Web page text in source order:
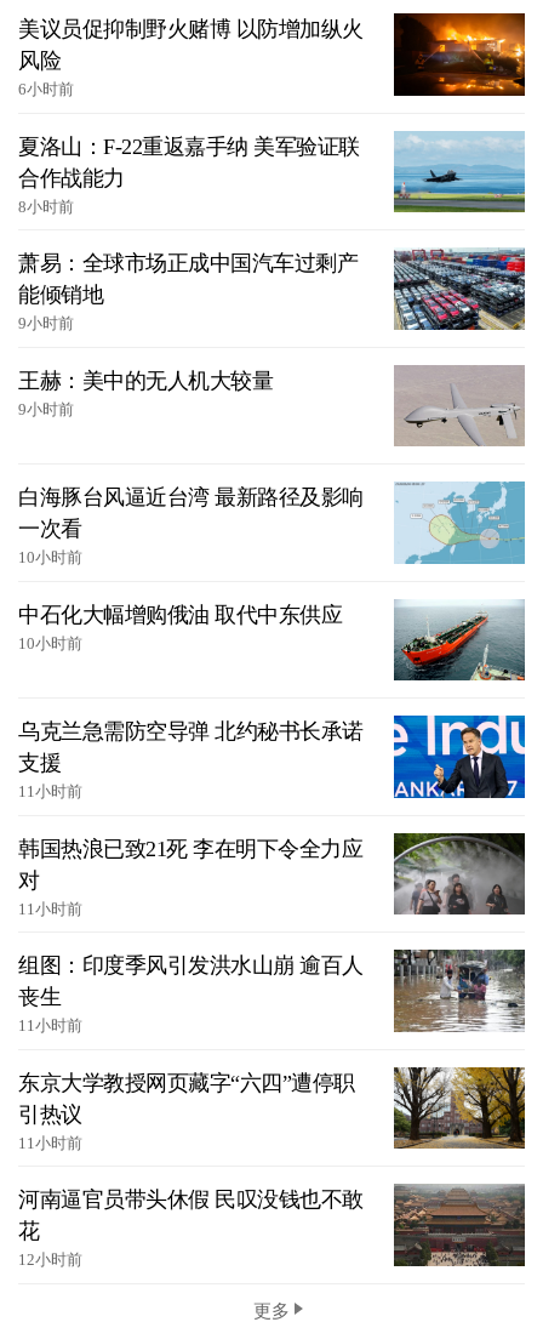
美议员促抑制野火赌博 以防增加纵火
风险
6小时前
夏洛山：F-22重返嘉手纳 美军验证联
合作战能力
8小时前
萧易：全球市场正成中国汽车过剩产
能倾销地
9小时前
王赫：美中的无人机大较量
9小时前
白海豚台风逼近台湾 最新路径及影响
一次看
10小时前
中石化大幅增购俄油 取代中东供应
10小时前
乌克兰急需防空导弹 北约秘书长承诺
支援
11小时前
韩国热浪已致21死 李在明下令全力应
对
11小时前
组图：印度季风引发洪水山崩 逾百人
丧生
11小时前
东京大学教授网页藏字“六四”遭停职
引热议
11小时前
河南逼官员带头休假 民叹没钱也不敢
花
12小时前
更多